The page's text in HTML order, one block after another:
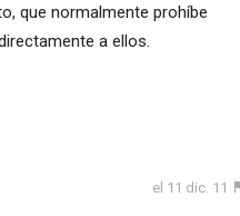
que normalmente prohíbe
a ellos.
el 11 dic. 11